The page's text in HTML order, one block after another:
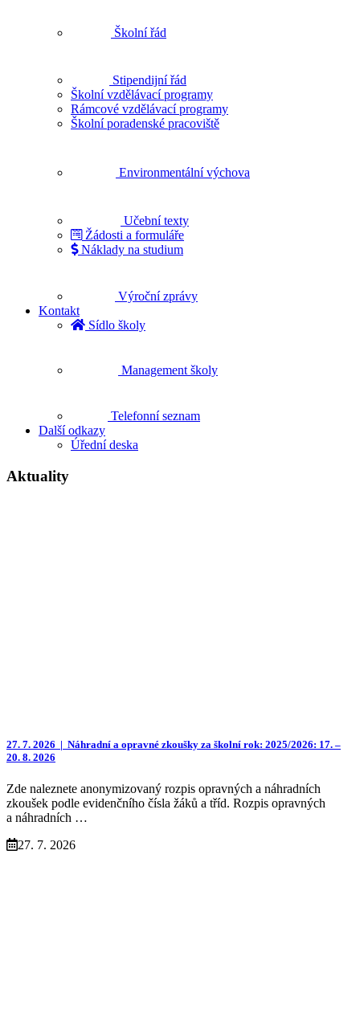
Školní řád
Stipendijní řád
Školní vzdělávací programy
Rámcové vzdělávací programy
Školní poradenské pracoviště
Environmentální výchova
Učební texty
Žádosti a formuláře
Náklady na studium
Výroční zprávy
Kontakt
Sídlo školy
Management školy
Telefonní seznam
Další odkazy
Úřední deska
Aktuality
27. 7. 2026 | Náhradní a opravné zkoušky za školní rok: 2025/2026: 17. –
20. 8. 2026
Zde naleznete anonymizovaný rozpis opravných a náhradních
zkoušek podle evidenčního čísla žáků a tříd. Rozpis opravných
a náhradních …
27. 7. 2026